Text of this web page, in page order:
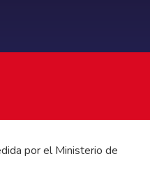
por el Ministerio de